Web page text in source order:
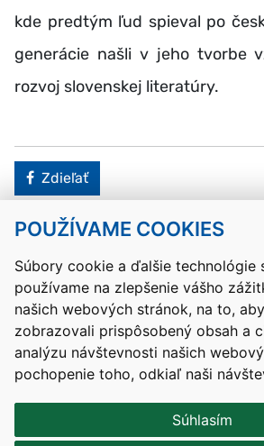
POUŽÍVAME COOKIES
Súbory cookie a ďalšie technológie
používame na zlepšenie vášho
našich webových stránok, na to,
zobrazovali prispôsobený obsah a
analýzu návštevnosti našich
pochopenie toho, odkiaľ naši
Súhlasím
kde predtým ľud spieval po
generácie našli v jeho tvorbe
rozvoj slovenskej literatúry.
Facebook
Zdieľať
Kontakty Mapa stránky RSS
Vyhlásenie
Nastavenia cookies
Prevádzkovateľom služby je Ministerstvo
vývoja a mládeže Slovenskej republiky.